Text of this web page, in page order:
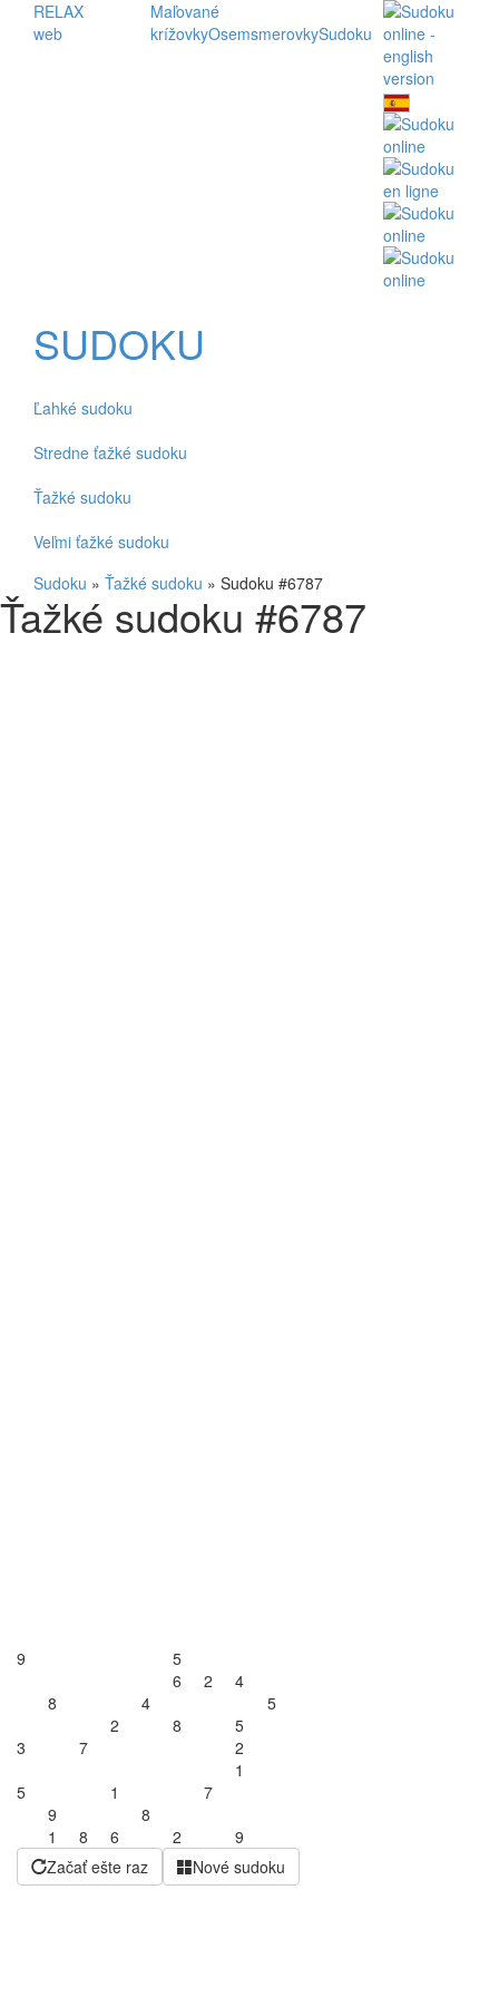
RELAX
web
Maľované
krížovkyOsemsmerovkySudoku
SUDOKU
Ľahké sudoku
Stredne ťažké sudoku
Ťažké sudoku
Veľmi ťažké sudoku
Sudoku » Ťažké sudoku » Sudoku #6787
Ťažké sudoku #6787
9
5
6
2
4
8
4
5
2
8
5
3
7
2
1
5
1
7
9
8
1
8 6 2
9
Začať ešte raz
Nové sudoku